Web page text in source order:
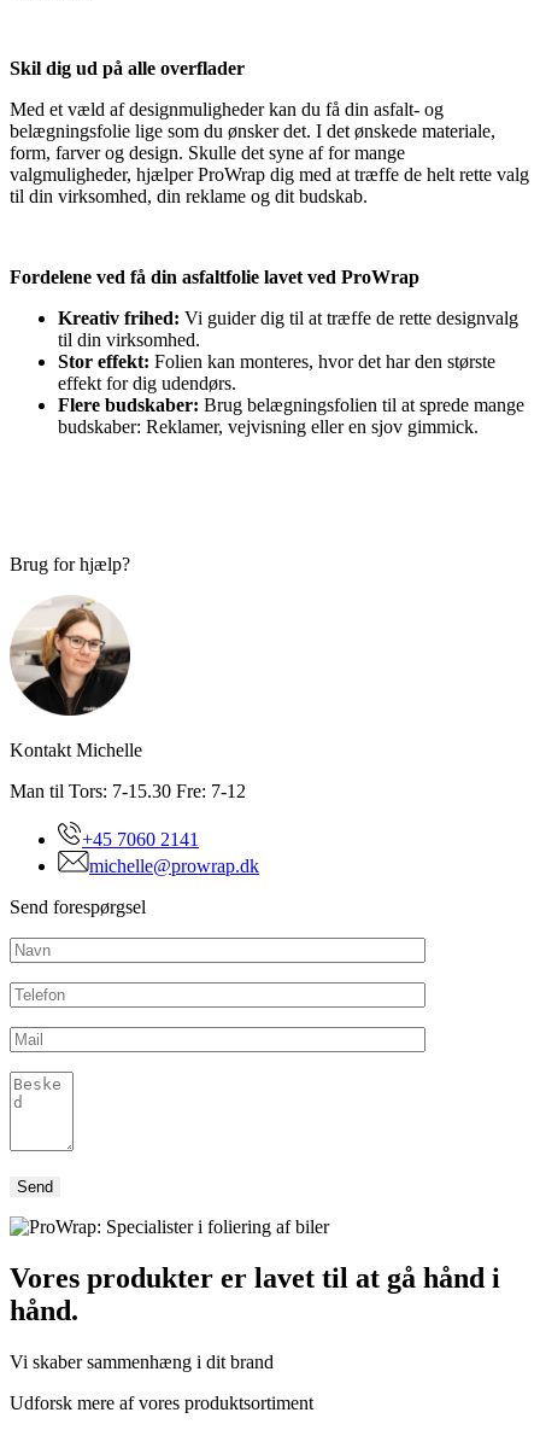
Skil dig ud på alle overflader
Med et væld af designmuligheder kan du få din asfalt- og
belægningsfolie lige som du ønsker det. I det ønskede materiale,
form, farver og design. Skulle det syne af for mange
valgmuligheder, hjælper ProWrap dig med at træffe de helt rette valg
til din virksomhed, din reklame og dit budskab.
Fordelene ved få din asfaltfolie lavet ved ProWrap
Kreativ frihed: Vi guider dig til at træffe de rette designvalg
til din virksomhed.
Stor effekt: Folien kan monteres, hvor det har den største
effekt for dig udendørs.
Flere budskaber: Brug belægningsfolien til at sprede mange
budskaber: Reklamer, vejvisning eller en sjov gimmick.
Brug for hjælp?
Kontakt Michelle
Man til Tors: 7-15.30 Fre: 7-12
+45 7060 2141
michelle@prowrap.dk
Send forespørgsel
Vores produkter er lavet til at gå hånd i
hånd.
Vi skaber sammenhæng i dit brand
Udforsk mere af vores produktsortiment